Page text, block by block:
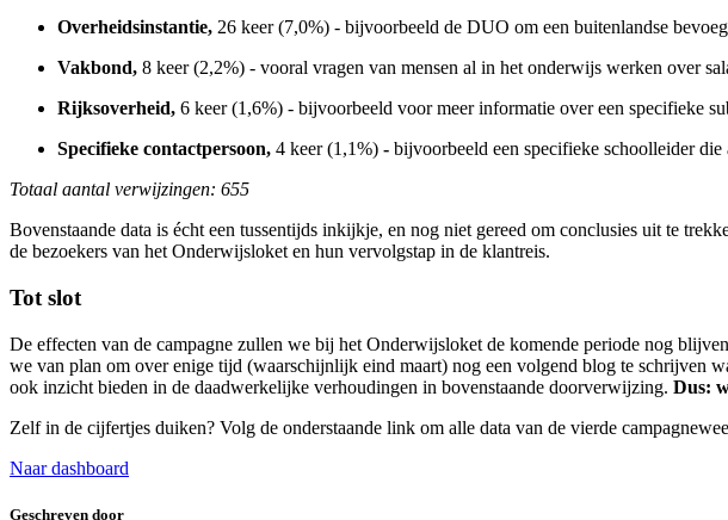
Overheidsinstantie, 26 keer (7,0%) - bijvoorbeeld de DUO om een buitenlandse
Vakbond, 8 keer (2,2%) - vooral vragen van mensen al in het onderwijs werken over
Rijksoverheid, 6 keer (1,6%) - bijvoorbeeld voor meer informatie over een specifieke
Specifieke contactpersoon, 4 keer (1,1%) - bijvoorbeeld een specifieke schoolleider
Totaal aantal verwijzingen: 655
Bovenstaande data is écht een tussentijds inkijkje, en nog niet gereed om conclusies uit te
de bezoekers van het Onderwijsloket en hun vervolgstap in de klantreis.
Tot slot
De effecten van de campagne zullen we bij het Onderwijsloket de komende periode nog
we van plan om over enige tijd (waarschijnlijk eind maart) nog een volgend blog te schrijven
ook inzicht bieden in de daadwerkelijke verhoudingen in bovenstaande doorverwijzing. Dus:
Zelf in de cijfertjes duiken? Volg de onderstaande link om alle data van de vierde
Naar dashboard
Geschreven door